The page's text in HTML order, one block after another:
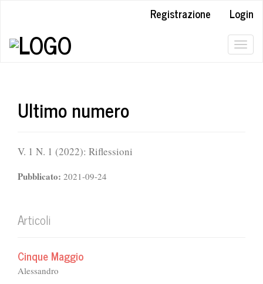
principale
Barra
Registrazione
Login
Ultimo numero
V. 1 N. 1 (2022): Riflessioni
Pubblicato: 2021-09-24
Articoli
Cinque Maggio
Alessandro